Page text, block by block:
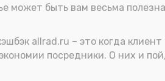
может быть вам весьма
allrad.ru – это когда
посредники. О них и